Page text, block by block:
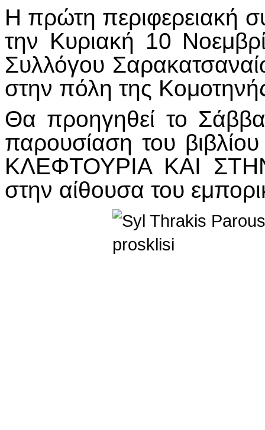
Η πρώτη περιφερειακή
την Κυριακή 10
Συλλόγου
στην πόλη της
Θα προηγηθεί το
παρουσίαση του
ΚΛΕΦΤΟΥΡΙΑ ΚΑΙ
στην αίθουσα του